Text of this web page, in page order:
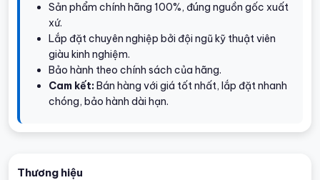
Thương hiệu
Sản phẩm chính hãng 100%, đúng nguồn gốc xuất
xứ.
Lắp đặt chuyên nghiệp bởi đội ngũ kỹ thuật viên
giàu kinh nghiệm.
Bảo hành theo chính sách của hãng.
Cam kết:Bán hàng với giá tốt nhất, lắp đặt nhanh
chóng, bảo hành dài hạn.